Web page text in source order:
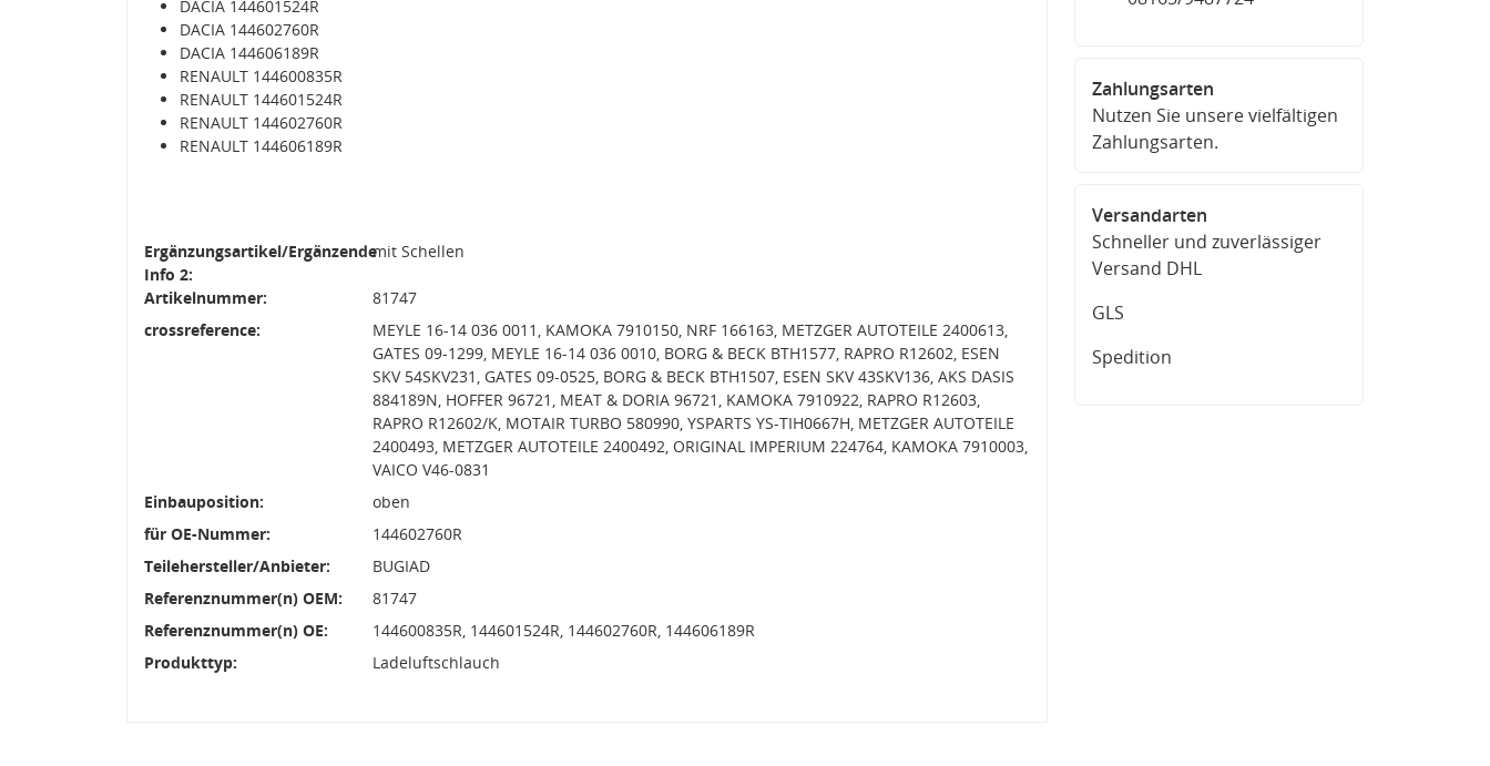
DACIA 144601524R
DACIA 144602760R
DACIA 144606189R
RENAULT 144600835R
RENAULT 144601524R
RENAULT 144602760R
RENAULT 144606189R
Ergänzungsartikel/Ergänzende
Info 2:
mit Schellen
Artikelnummer:
81747
crossreference:
MEYLE 16-14 036 0011, KAMOKA 7910150, NRF 166163, METZGER AUTOTEILE 2400613,
GATES 09-1299, MEYLE 16-14 036 0010, BORG & BECK BTH1577, RAPRO R12602, ESEN
SKV 54SKV231, GATES 09-0525, BORG & BECK BTH1507, ESEN SKV 43SKV136, AKS DASIS
884189N, HOFFER 96721, MEAT & DORIA 96721, KAMOKA 7910922, RAPRO R12603,
RAPRO R12602/K, MOTAIR TURBO 580990, YSPARTS YS-TIH0667H, METZGER AUTOTEILE
2400493, METZGER AUTOTEILE 2400492, ORIGINAL IMPERIUM 224764, KAMOKA 7910003,
VAICO V46-0831
Einbauposition:
oben
für OE-Nummer:
144602760R
Teilehersteller/Anbieter:
BUGIAD
Referenznummer(n) OEM:
81747
Referenznummer(n) OE:
144600835R, 144601524R, 144602760R, 144606189R
Produkttyp:
Ladeluftschlauch
Zahlungsarten
Nutzen Sie unsere vielfältigen
Zahlungsarten.
Versandarten
Schneller und zuverlässiger
Versand DHL
GLS
Spedition